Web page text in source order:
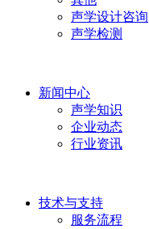
声学设计咨询
声学检测
新闻中心
声学知识
企业动态
行业资讯
技术与支持
服务流程